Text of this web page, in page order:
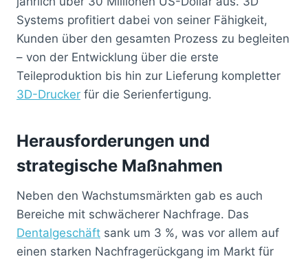
Systems profitiert dabei von seiner Fähigkeit,
Kunden über den gesamten Prozess zu begleiten
– von der Entwicklung über die erste
Teileproduktion bis hin zur Lieferung kompletter
3D-Drucker für die Serienfertigung.
Herausforderungen und
strategische Maßnahmen
Neben den Wachstumsmärkten gab es auch
Bereiche mit schwächerer Nachfrage. Das
Dentalgeschäft sank um 3 %, was vor allem auf
einen starken Nachfragerückgang im Markt für